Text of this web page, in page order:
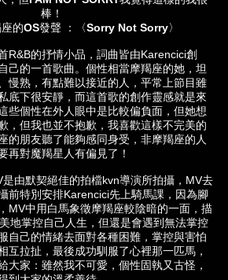
棒！
的OS發聲 ：〈Sorry Not Sorry〉
R&B的抒情小品，詞曲皆由Karencici創
己的一首歌曲。個性相當摩羯座的她，坦
慢熟，有點難以接近的人，平常上節目雖
底下很安靜，而這首歌的創作靈感就是來
些個性在外人眼中是比較偏負面，但她想
，但我也並不抱歉，我喜歡這樣不完美的
的朋友聽了能夠感同身受，非摩羯座的人
再對魔羯星人有偏見了！
是由默契絕佳的拍檔kvn導演所拍攝，MV去
前特別安排Karencici先上騎馬課，因為腳
MV中用白馬象徵摩羯座較陰暗的一面，描
地掌控自己人生，但還是會遇到無法掌控
自己的情緒去面對各種困難，掌控與害怕
互拉扯，最後成功馴服了心裡那一匹馬，
大家：雖然我不可愛，個性固執又古怪，